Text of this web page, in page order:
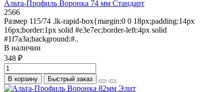
Альта-Профиль Воронка 74 мм Стандарт
2566
Размер 115/74 .lk-rapid-box{margin:0 0 18px;padding:14px
16px;border:1px solid #e3e7ec;border-left:4px solid
#1f7a3a;background:#..
В наличии
348 ₽
В корзину Быстрый заказ